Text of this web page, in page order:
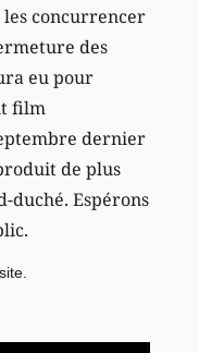
concurrencer
des
eu pour
film
dernier
de plus
duché. Espérons
.